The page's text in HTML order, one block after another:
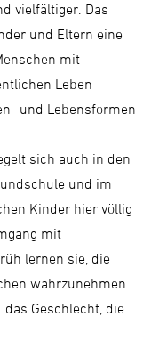
vielfältiger. Das
und Eltern eine
mit
Leben
und Lebensformen
sich auch in den
und im
Kinder hier völlig
mit
lernen sie, die
wahrzunehmen
Geschlecht, die